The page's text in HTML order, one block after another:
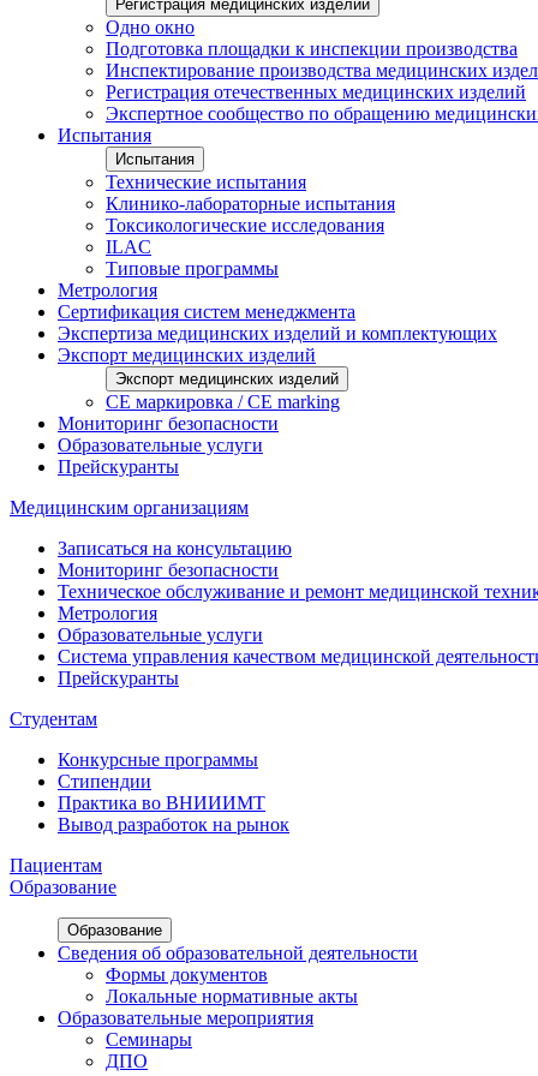
Регистрация медицинских изделий
Одно окно
Подготовка площадки к инспекции производства
Инспектирование производства медицинских
Регистрация отечественных медицинских изделий
Экспертное сообщество по обращению
Испытания
Испытания
Технические испытания
Клинико-лабораторные испытания
Токсикологические исследования
ILAС
Типовые программы
Метрология
Сертификация систем менеджмента
Экспертиза медицинских изделий и комплектующих
Экспорт медицинских изделий
Экспорт медицинских изделий
CE маркировка / CE marking
Мониторинг безопасности
Образовательные услуги
Прейскуранты
Медицинским организациям
Записаться на консультацию
Мониторинг безопасности
Техническое обслуживание и ремонт медицинской
Метрология
Образовательные услуги
Система управления качеством медицинской
Прейскуранты
Студентам
Конкурсные программы
Стипендии
Практика во ВНИИИМТ
Вывод разработок на рынок
Пациентам
Образование
Образование
Сведения об образовательной деятельности
Формы документов
Локальные нормативные акты
Образовательные мероприятия
Семинары
ДПО